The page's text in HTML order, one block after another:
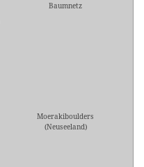
Baumnetz
Moerakiboulders
(Neuseeland)